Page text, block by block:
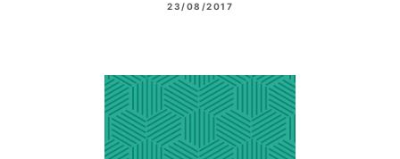
23/08/2017